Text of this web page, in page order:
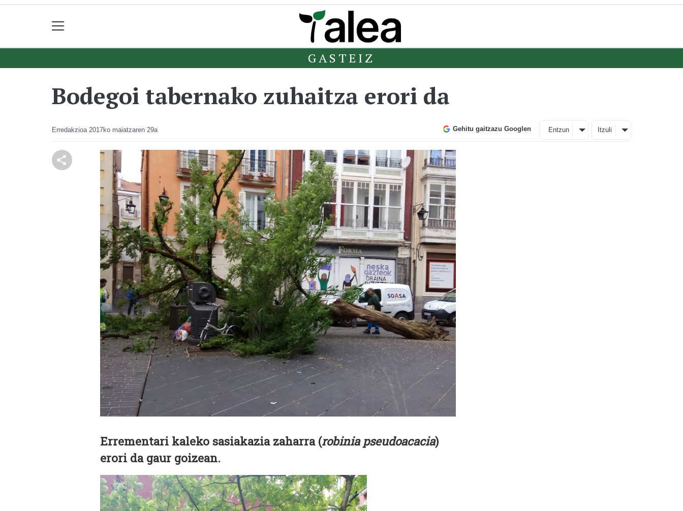
GASTEIZ
Bodegoi tabernako zuhaitza erori da
Erredakzioa 2017ko maiatzaren 29a Gehitu gaitzazu Googlen Entzun Itzuli
Errementari kaleko sasiakazia zaharra (robinia pseudoacacia)
erori da gaur goizean.